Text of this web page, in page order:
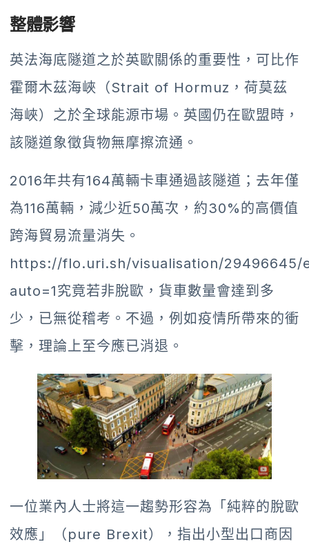
整體影響
英法海底隧道之於英歐關係的重要性，可比作
霍爾木茲海峽（Strait of Hormuz，荷莫茲
海峽）之於全球能源市場。英國仍在歐盟時，
該隧道象徵貨物無摩擦流通。
2016年共有164萬輛卡車通過該隧道；去年僅
為116萬輛，減少近50萬次，約30%的高價值
跨海貿易流量消失。
https://flo.uri.sh/visualisation/29496645/
auto=1究竟若非脫歐，貨車數量會達到多
少，已無從稽考。不過，例如疫情所帶來的衝
擊，理論上至今應已消退。
一位業內人士將這一趨勢形容為「純粹的脫歐
效應」（pure Brexit），指出小型出口商因